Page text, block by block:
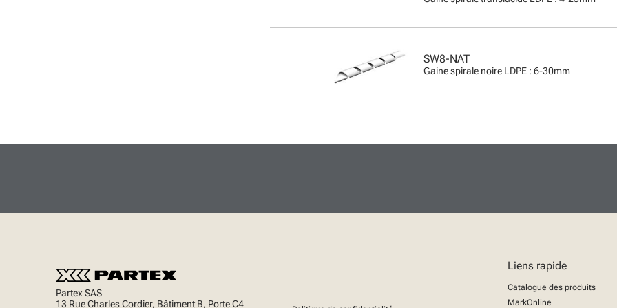
SW8-NAT
Gaine spirale noire LDPE : 6-30mm
Partex SAS
13 Rue Charles Cordier, Bâtiment B, Porte C4
Liens rapide
Catalogue des produits
MarkOnline